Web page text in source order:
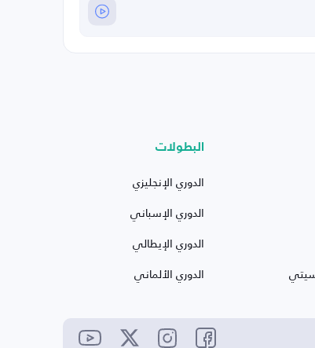
البطولات
الدوري الإنجليزي
الدوري الإسباني
الدوري الإيطالي
الدوري الألماني